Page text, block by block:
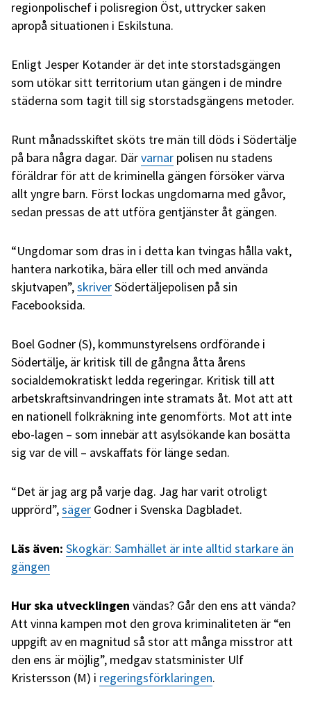
regionpolischef i polisregion Öst, uttrycker saken
apropå situationen i Eskilstuna.
Enligt Jesper Kotander är det inte storstadsgängen
som utökar sitt territorium utan gängen i de mindre
städerna som tagit till sig storstadsgängens metoder.
Runt månadsskiftet sköts tre män till döds i Södertälje
på bara några dagar. Därvarnar polisen nu stadens
föräldrar för att de kriminella gängen försöker värva
allt yngre barn. Först lockas ungdomarna med gåvor,
sedan pressas de att utföra gentjänster åt gängen.
“Ungdomar som dras in i detta kan tvingas hålla vakt,
hantera narkotika, bära eller till och med använda
skjutvapen”,skriverSödertäljepolisen på sin
Facebooksida.
Boel Godner (S), kommunstyrelsens ordförande i
Södertälje, är kritisk till de gångna åtta årens
socialdemokratiskt ledda regeringar. Kritisk till att
arbetskraftsinvandringen inte stramats åt. Mot att att
en nationell folkräkning inte genomförts. Mot att inte
ebo-lagen – som innebär att asylsökande kan bosätta
sig var de vill – avskaffats för länge sedan.
“Det är jag arg på varje dag. Jag har varit otroligt
upprörd”,säger Godner i Svenska Dagbladet.
Läs även: Skogkär: Samhället är inte alltid starkare än
gängen
Hur ska utvecklingen vändas? Går den ens att vända?
Att vinna kampen mot den grova kriminaliteten är “en
uppgift av en magnitud så stor att många misstror att
den ens är möjlig”, medgav statsminister Ulf
Kristersson (M) i regeringsförklaringen.